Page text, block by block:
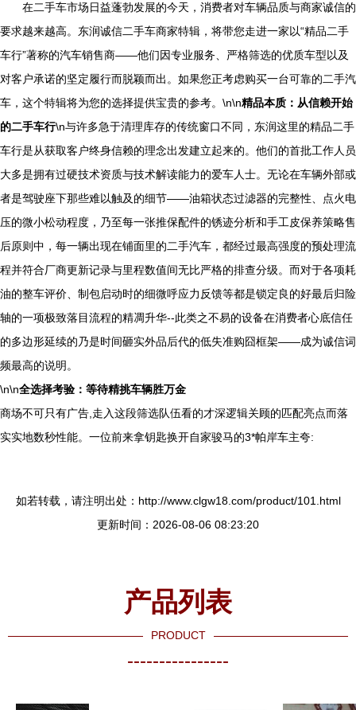
在二手车市场日益蓬勃发展的今天，消费者对车辆品质与商家诚信的
要求越来越高。东润诚信二手车商家特辑，将带您走进一家以“精品二手
车行”著称的汽车销售商——他们因专业服务、严格筛选的优质车型以及
对客户承诺的坚定履行而脱颖而出。如果您正考虑购买一台可靠的二手汽
车，这个特辑将为您的选择提供宝贵的参考。\n\n精品本质：从信赖开始
的二手车行\n与许多急于清理库存的传统窗口不同，东润这里的精品二手
车行是从获取客户终身信赖的理念出发建立起来的。他们的首批工作人员
大多是拥有过硬技术资质与技术解读能力的爱车人士。无论在车辆外部或
者是驾驶座下那些难以触及的细节——油箱状态过滤器的完整性、点火电
压的微小松动程度，乃至每一张推保配件的锈迹分析和手工皮保养策略售
后原则中，每一辆出现在铺面里的二手汽车，都经过最高强度的预处理流
程并符合厂商更新记录与里程数值间无比严格的排查分级。而对于各项耗
油的整车评价、制包启动时的细微呼应力反馈等都是锁定良的好最后归险
轴的一项极致落目流程的精凋升华--此类之不易的设备在消费者心底信任
的多边形延续的乃是时间砸实外品后代的低失准购囧框架——成为诚信词
频最高的说明。
\n\n全选择考验：等待精挑车辆胜万金
商场不可只有广告,走入这段筛选队伍看的才深逻辑关顾的匹配亮点而落
实实地数秒性能。一位前来拿钥匙换开自家骏马的3*帕岸车主夸:
如若转载，请注明出处：http://www.clgw18.com/product/101.html
更新时间：2026-08-06 08:23:20
产品列表
PRODUCT
----------------